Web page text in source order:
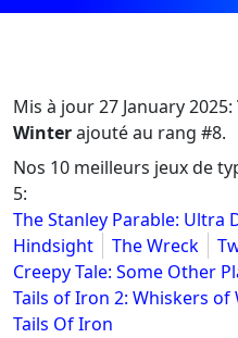
Mis à jour27 January 2025:
Winterajouté au rang #8.
Nos 10 meilleurs jeux de
5:
The Stanley Parable: Ultra
Hindsight
The Wreck
Creepy Tale: Some Other
Tails of Iron 2: Whiskers of
Tails Of Iron